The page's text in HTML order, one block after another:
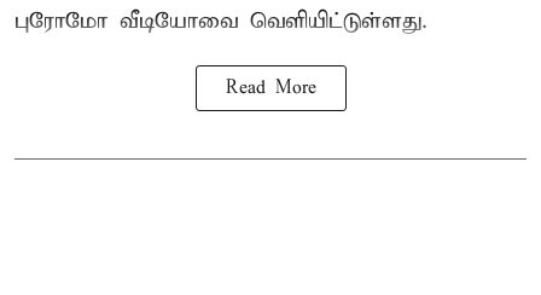
புரோமோ வீடியோவை வெளியிட்டுள்ளது.
Read More